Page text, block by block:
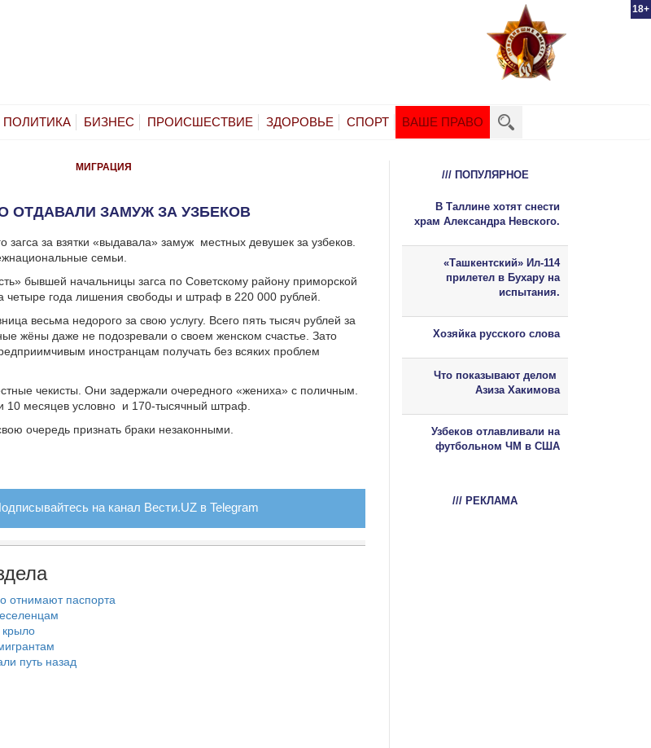
18+
ПОЛИТИКА БИЗНЕС ПРОИСШЕСТВИЕ ЗДОРОВЬЕ СПОРТ ВАШЕ ПРАВО
МИГРАЦИЯ
ОТДАВАЛИ ЗАМУЖ ЗА УЗБЕКОВ
загса за взятки «выдавала» замуж местных девушек за узбеков.
семьи.
бывшей начальницы загса по Советскому району приморской
года лишения свободы и штраф в 220 000 рублей.
весьма недорого за свою услугу. Всего пять тысяч рублей за
жёны даже не подозревали о своем женском счастье. Зато
иностранцам получать без всяких проблем
чекисты. Они задержали очередного «жениха» с поличным.
10 месяцев условно и 170-тысячный штраф.
очередь признать браки незаконными.
на канал Вести.UZ в Telegram
отнимают паспорта
крыло
путь назад
/// ПОПУЛЯРНОЕ
В Таллине хотят снести
храм Александра Невского.
«Ташкентский» Ил-114
прилетел в Бухару на
испытания.
Хозяйка русского слова
Что показывают делом
Азиза Хакимова
Узбеков отлавливали на
футбольном ЧМ в США
/// РЕКЛАМА